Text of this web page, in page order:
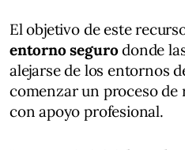
El objetivo de este
entorno segurodonde
alejarse de los entornos
comenzar un proceso
con apoyo profesional.